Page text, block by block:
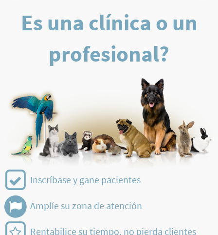
Es una clínica o un
profesional?
Inscríbase y gane pacientes
Amplíe su zona de atención
Rentabilice su tiempo, no pierda clientes